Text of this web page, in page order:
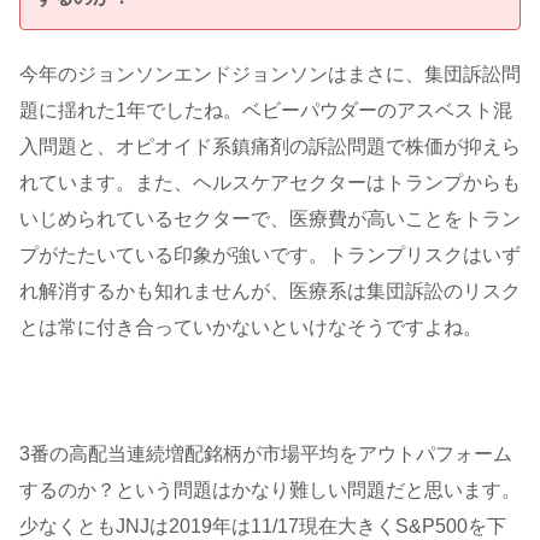
今年のジョンソンエンドジョンソンはまさに、集団訴訟問
題に揺れた1年でしたね。ベビーパウダーのアスベスト混
入問題と、オピオイド系鎮痛剤の訴訟問題で株価が抑えら
れています。また、ヘルスケアセクターはトランプからも
いじめられているセクターで、医療費が高いことをトラン
プがたたいている印象が強いです。トランプリスクはいず
れ解消するかも知れませんが、医療系は集団訴訟のリスク
とは常に付き合っていかないといけなそうですよね。
3番の高配当連続増配銘柄が市場平均をアウトパフォーム
するのか？という問題はかなり難しい問題だと思います。
少なくともJNJは2019年は11/17現在大きくS&P500を下